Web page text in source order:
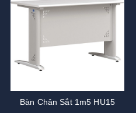
Bàn Chân Sắt 1m5 HU15